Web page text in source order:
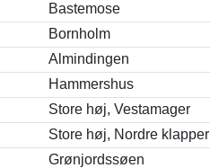
Bastemose
Bornholm
Almindingen
Hammershus
Store høj, Vestamager
Store høj, Nordre klapper
Grønjordssøen